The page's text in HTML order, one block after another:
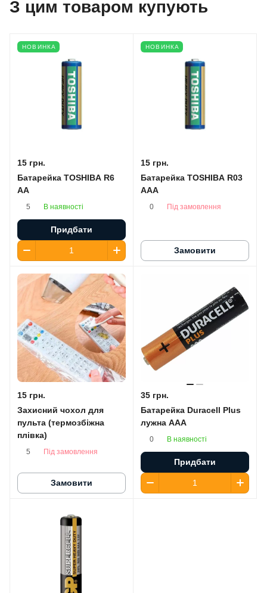
З цим товаром купують
НОВИНКА
15 грн.
Батарейка TOSHIBA R6
AA
5 В наявності
Придбати
НОВИНКА
15 грн.
Батарейка TOSHIBA R03
AAA
0 Під замовлення
Замовити
15 грн.
Захисний чохол для
пульта (термозбіжна
плівка)
5 Під замовлення
Замовити
35 грн.
Батарейка Duracell Plus
лужна AАA
0 В наявності
Придбати